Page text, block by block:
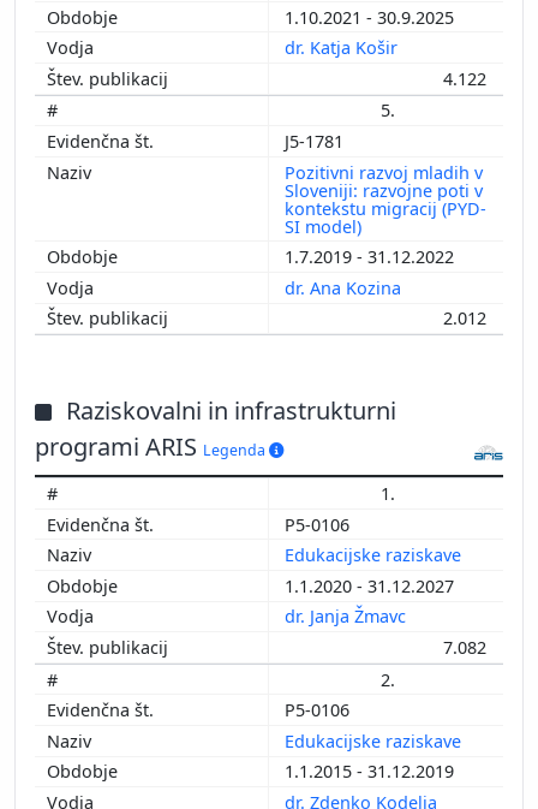
1.10.2021 - 30.9.2025
dr. Katja Košir
4.122
5.
J5-1781
Pozitivni razvoj mladih v
Sloveniji: razvojne poti v
kontekstu migracij (PYD-
SI model)
1.7.2019 - 31.12.2022
dr. Ana Kozina
2.012
Raziskovalni in infrastrukturni
programi ARIS Legenda
1.
P5-0106
Edukacijske raziskave
1.1.2020 - 31.12.2027
dr. Janja Žmavc
7.082
2.
P5-0106
Edukacijske raziskave
1.1.2015 - 31.12.2019
dr. Zdenko Kodelja